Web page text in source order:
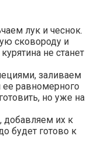
лук и чеснок.
сковороду и
не станет
заливаем
равномерного
но уже на
добавляем их к
будет готово к